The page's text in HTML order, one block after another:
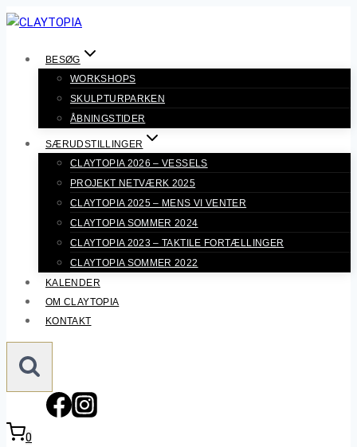
Fortsæt
BESØG
WORKSHOPS
SKULPTURPARKEN
ÅBNINGSTIDER
SÆRUDSTILLINGER
CLAYTOPIA 2026 – VESSELS
PROJEKT NETVÆRK 2025
CLAYTOPIA 2025 – MENS VI VENTER
CLAYTOPIA SOMMER 2024
CLAYTOPIA 2023 – TAKTILE FORTÆLLINGER
CLAYTOPIA SOMMER 2022
KALENDER
OM CLAYTOPIA
KONTAKT
0